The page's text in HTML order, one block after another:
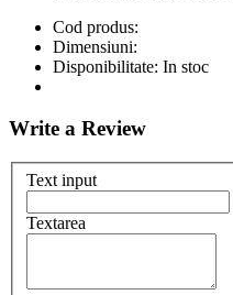
Cod produs:
Dimensiuni:
Disponibilitate: In stoc
Write a Review
Text input
Textarea